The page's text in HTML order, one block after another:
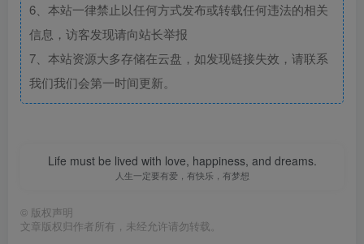
6、本站一律禁止以任何方式发布或转载任何违法的相关
信息，访客发现请向站长举报
7、本站资源大多存储在云盘，如发现链接失效，请联系
我们我们会第一时间更新。
Life must be lived with love, happiness, and dreams.
人生一定要有爱，有快乐，有梦想
© 版权声明
文章版权归作者所有，未经允许请勿转载。